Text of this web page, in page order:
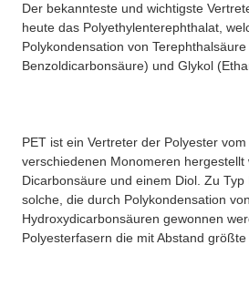
Der bekannteste und wichtigste
heute das Polyethylenterephthalat,
Polykondensation von Terephthalsäure
Benzoldicarbonsäure) und Glykol
PET ist ein Vertreter der Polyester
verschiedenen Monomeren hergestellt
Dicarbonsäure und einem Diol. Zu
solche, die durch Polykondensation von
Hydroxydicarbonsäuren gewonnen
Polyesterfasern die mit Abstand